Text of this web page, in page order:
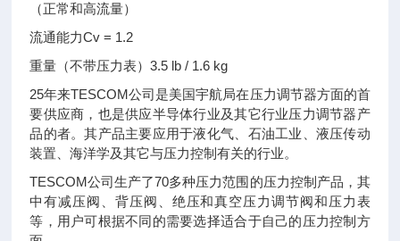
（正常和高流量）
流通能力Cv = 1.2
重量（不带压力表）3.5 lb / 1.6 kg
25年来TESCOM公司是美国宇航局在压力调节器方面的首
要供应商，也是供应半导体行业及其它行业压力调节器产
品的者。其产品主要应用于液化气、石油工业、液压传动
装置、海洋学及其它与压力控制有关的行业。
TESCOM公司生产了70多种压力范围的压力控制产品，其
中有减压阀、背压阀、绝压和真空压力调节阀和压力表
等，用户可根据不同的需要选择适合于自己的压力控制方